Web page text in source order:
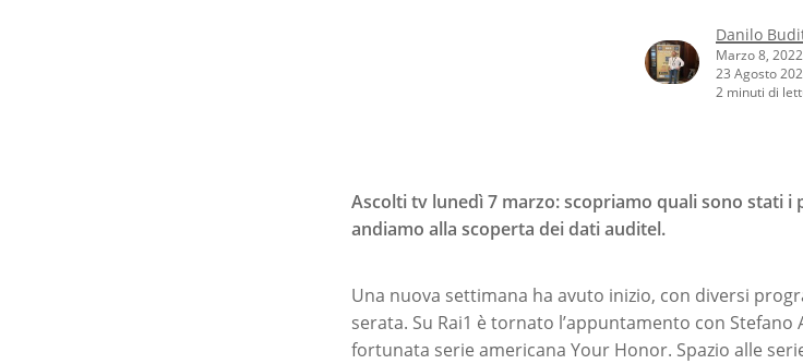
Danilo
Marzo 8, 2022
23 Agosto
2 minuti di
Ascolti tv lunedì 7 marzo: scopriamo quali sono stati i
andiamo alla scoperta dei dati auditel.
Una nuova settimana ha avuto inizio, con diversi
serata. Su Rai1 è tornato l’appuntamento con
fortunata serie americana Your Honor. Spazio alle